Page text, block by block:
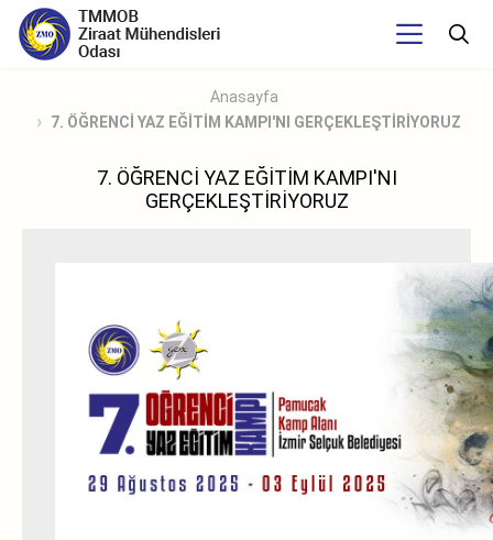
Anasayfa
7. ÖĞRENCİ YAZ EĞİTİM KAMPI'NI GERÇEKLEŞTİRİYORUZ
7. ÖĞRENCİ YAZ EĞİTİM KAMPI'NI
GERÇEKLEŞTİRİYORUZ